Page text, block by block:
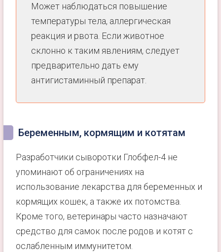
Может наблюдаться повышение
температуры тела, аллергическая
реакция и рвота. Если животное
склонно к таким явлениям, следует
предварительно дать ему
антигистаминный препарат.
Беременным, кормящим и котятам
Разработчики сыворотки Глобфел-4 не
упоминают об ограничениях на
использование лекарства для беременных и
кормящих кошек, а также их потомства.
Кроме того, ветеринары часто назначают
средство для самок после родов и котят с
ослабленным иммунитетом.